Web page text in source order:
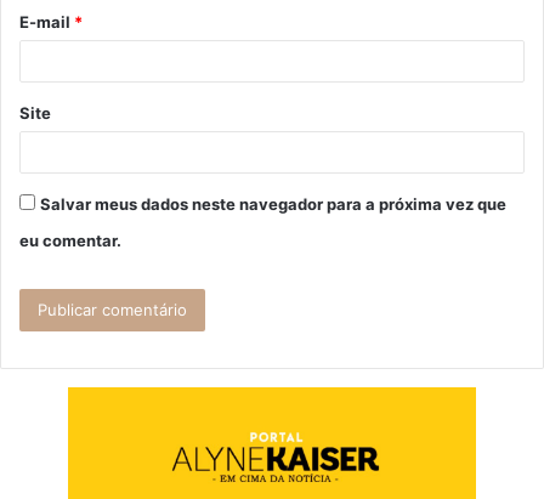
*
E-mail *
Site
Salvar meus dados neste navegador para a próxima vez que
eu comentar.